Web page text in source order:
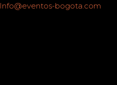
Info@eventos-bogota.com